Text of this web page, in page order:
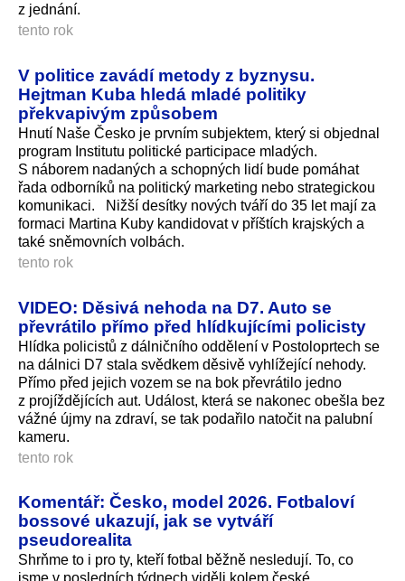
z jednání.
tento rok
V politice zavádí metody z byznysu.
Hejtman Kuba hledá mladé politiky
překvapivým způsobem
Hnutí Naše Česko je prvním subjektem, který si objednal
program Institutu politické participace mladých.
S náborem nadaných a schopných lidí bude pomáhat
řada odborníků na politický marketing nebo strategickou
komunikaci. Nižší desítky nových tváří do 35 let mají za
formaci Martina Kuby kandidovat v příštích krajských a
také sněmovních volbách.
tento rok
VIDEO: Děsivá nehoda na D7. Auto se
převrátilo přímo před hlídkujícími policisty
Hlídka policistů z dálničního oddělení v Postoloprtech se
na dálnici D7 stala svědkem děsivě vyhlížející nehody.
Přímo před jejich vozem se na bok převrátilo jedno
z projíždějících aut. Událost, která se nakonec obešla bez
vážné újmy na zdraví, se tak podařilo natočit na palubní
kameru.
tento rok
Komentář: Česko, model 2026. Fotbaloví
bossové ukazují, jak se vytváří
pseudorealita
Shrňme to i pro ty, kteří fotbal běžně nesledují. To, co